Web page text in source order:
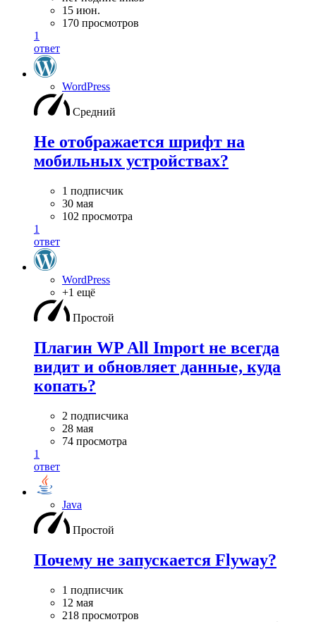
15 июн.
170 просмотров
1
ответ
WordPress
Средний
Не отображается шрифт на
мобильных устройствах?
1 подписчик
30 мая
102 просмотра
1
ответ
WordPress
+1 ещё
Простой
Плагин WP All Import не всегда
видит и обновляет данные, куда
копать?
2 подписчика
28 мая
74 просмотра
1
ответ
Java
Простой
Почему не запускается Flyway?
1 подписчик
12 мая
218 просмотров